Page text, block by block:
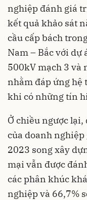
nghiệp đánh giá
kết quả khảo sát
cầu cấp bách
Nam – Bắc với
500kV mạch 3 và
nhằm đáp ứng hệ
khi có những tín
Ở chiều ngược
của doanh
2023 song xây
mại vẫn được
các phân khúc
nghiệp và 66,7%